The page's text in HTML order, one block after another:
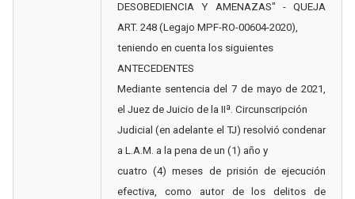
DESOBEDIENCIA Y AMENAZAS" - QUEJA
ART. 248 (Legajo MPF-RO-00604-2020),
teniendo en cuenta los siguientes
ANTECEDENTES
Mediante sentencia del 7 de mayo de 2021,
el Juez de Juicio de la IIª. Circunscripción
Judicial (en adelante el TJ) resolvió condenar
a L.A.M. a la pena de un (1) año y
cuatro (4) meses de prisión de ejecución
efectiva, como autor de los delitos de